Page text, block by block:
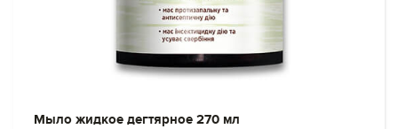
Мыло жидкое дегтярное 270 мл